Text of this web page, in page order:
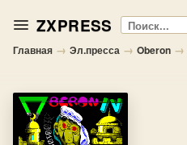
ZXPRESS Поиск
Главная → Эл.пресса → Oberon →